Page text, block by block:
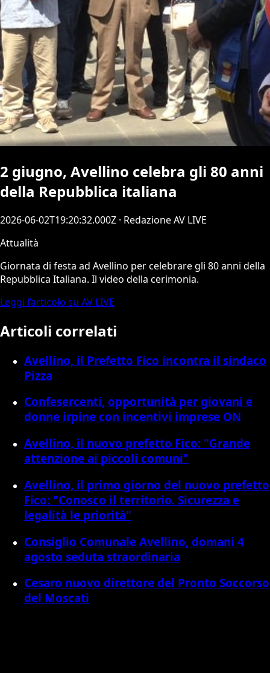
2 giugno, Avellino celebra gli 80 anni
della Repubblica italiana
2026-06-02T19:20:32.000Z · Redazione AV LIVE
Attualità
Giornata di festa ad Avellino per celebrare gli 80 anni della
Repubblica Italiana. Il video della cerimonia.
Leggi l’articolo su AV LIVE
Articoli correlati
Avellino, il Prefetto Fico incontra il sindaco
Pizza
Confesercenti, opportunità per giovani e
donne irpine con incentivi imprese ON
Avellino, il nuovo prefetto Fico: "Grande
attenzione ai piccoli comuni"
Avellino, il primo giorno del nuovo prefetto
Fico: "Conosco il territorio. Sicurezza e
legalità le priorità"
Consiglio Comunale Avellino, domani 4
agosto seduta straordinaria
Cesaro nuovo direttore del Pronto Soccorso
del Moscati